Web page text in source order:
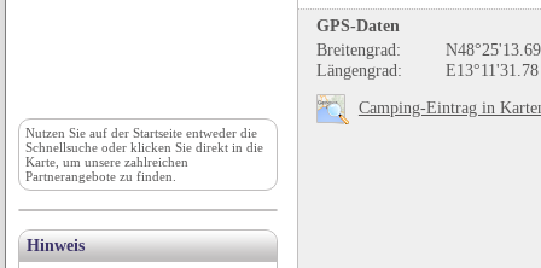
GPS-Daten
Breitengrad:
N48°25'13.69
Längengrad:
E13°11'31.78
Camping-Eintrag in
Nutzen Sie auf der Startseite entweder die
Schnellsuche oder klicken Sie direkt in die
Karte, um unsere zahlreichen
Partnerangebote zu finden.
Hinweis